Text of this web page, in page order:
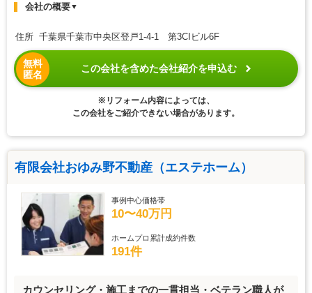
会社の概要▼
住所 千葉県千葉市中央区登戸1-4-1 第3CIビル6F
無料
匿名
この会社を含めた会社紹介を申込む
※リフォーム内容によっては、
この会社をご紹介できない場合があります。
有限会社おゆみ野不動産（エステホーム）
事例中心価格帯
10〜40万円
ホームプロ累計成約件数
191件
カウンセリング・施工までの一貫担当・ベテラン職人が